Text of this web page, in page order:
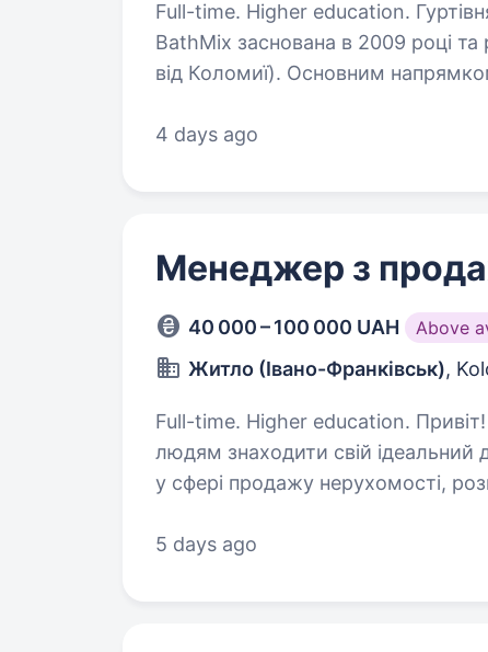
Full-time. Higher education. Гуртівня сантехніки та керамічної плитки
BathMix заснована в 2009 році
від Коломиї). Основним
4 days ago
Менеджер з
40 000 – 100 000 UAH Above
Житло (Івано-Франківськ),
Full-time. Higher education. Привіт! Ми — «Житло», компанія, яка допомагає
людям знаходити свій
у сфері продажу нерухомості,
5 days ago